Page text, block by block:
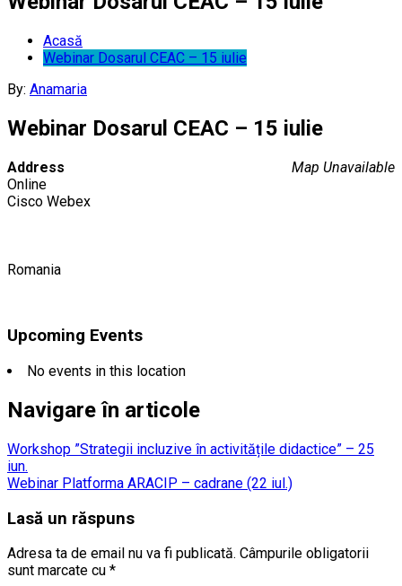
Acasă
Webinar Dosarul CEAC – 15 iulie
By: Anamaria
Webinar Dosarul CEAC – 15 iulie
Map Unavailable
Address
Online
Cisco Webex
Romania
Upcoming Events
No events in this location
Navigare în articole
Workshop ”Strategii incluzive în activitățile didactice” – 25
iun.
Webinar Platforma ARACIP – cadrane (22 iul.)
Lasă un răspuns
Adresa ta de email nu va fi publicată. Câmpurile obligatorii
sunt marcate cu *